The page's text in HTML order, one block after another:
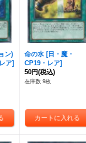
ン)
ア]
命の水 [日・魔・
CP19・レア]
50円(税込)
在庫数 9枚